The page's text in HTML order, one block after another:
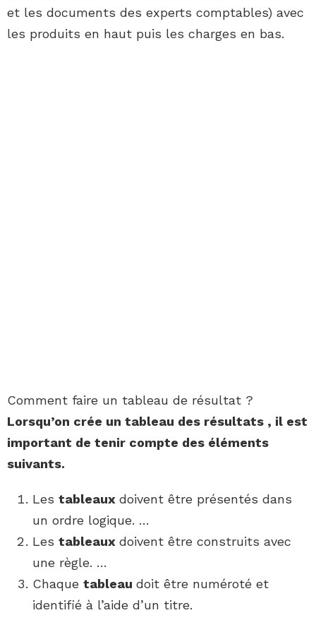
et les documents des experts comptables) avec
les produits en haut puis les charges en bas.
Comment faire un tableau de résultat ?
Lorsqu’on crée un tableau des résultats , il est
important de tenir compte des éléments
suivants.
Les tableaux doivent être présentés dans
un ordre logique. …
Les tableaux doivent être construits avec
une règle. …
Chaque tableau doit être numéroté et
identifié à l’aide d’un titre.